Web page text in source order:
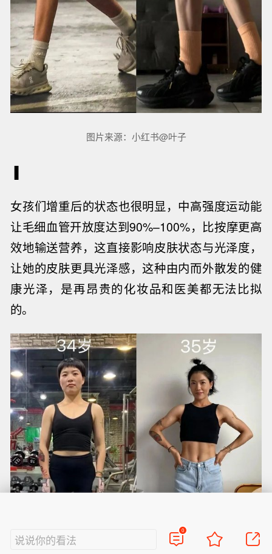
图片来源：小红书@叶子
▐
女孩们增重后的状态也很明显，中高强度运动能
让毛细血管开放度达到90%–100%，比按摩更高
效地输送营养，这直接影响皮肤状态与光泽度，
让她的皮肤更具光泽感，这种由内而外散发的健
康光泽，是再昂贵的化妆品和医美都无法比拟
的。
说说你的看法
0